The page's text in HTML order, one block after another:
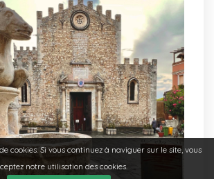
cookies. Si vous continuez à naviguer sur le site, vous
notre utilisation des cookies.